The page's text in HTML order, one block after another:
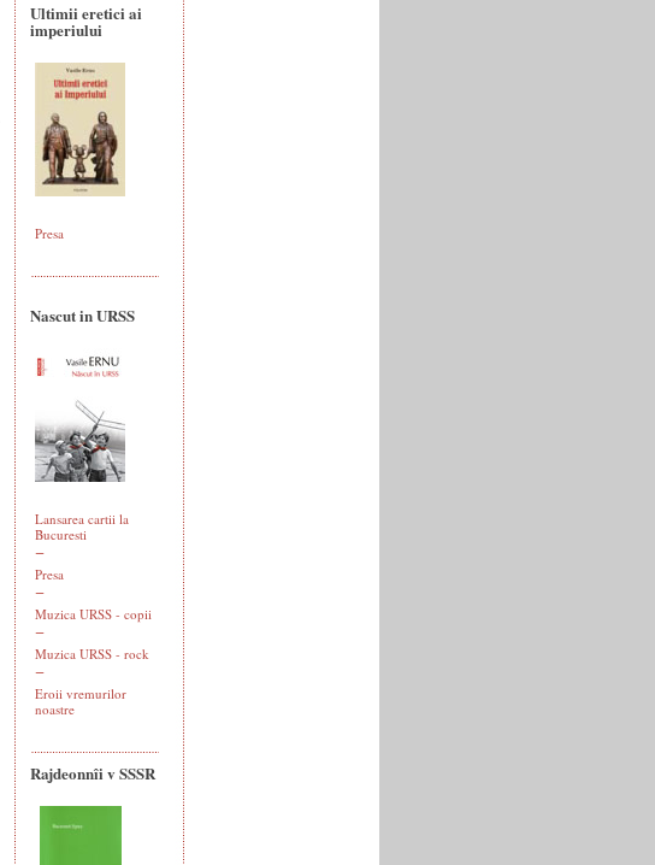
Ultimii eretici ai
imperiului
Presa
Nascut in URSS
Lansarea cartii la
Bucuresti
Presa
Muzica URSS - copii
Muzica URSS - rock
Eroii vremurilor
noastre
Rajdeonnîi v SSSR